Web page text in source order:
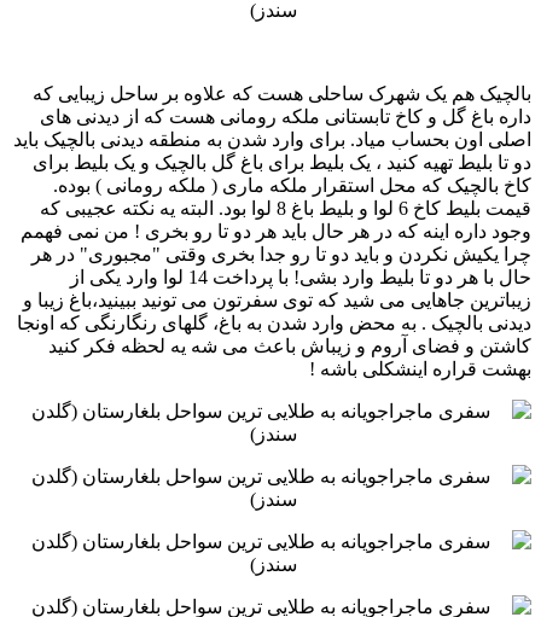
بالچیک هم یک شهرک ساحلی هست که علاوه بر ساحل زیبایی که
داره باغ گل و کاخ تابستانی ملکه رومانی هست که از ‏دیدنی های
اصلی اون بحساب میاد. برای وارد شدن به منطقه دیدنی بالچیک باید
دو تا بلیط تهیه کنید ، یک بلیط برای باغ گل ‏بالچیک و یک بلیط برای
کاخ بالچیک که محل استقرار ملکه ماری ( ملکه رومانی ) بوده.
قیمت بلیط کاخ 6 لوا و بلیط باغ ‏‏8 لوا بود. البته یه نکته عجیبی که
وجود داره اینه که در هر حال باید هر دو تا رو بخری ! من نمی فهمم
چرا یکیش نکردن و ‏باید دو تا رو جدا بخری وقتی "مجبوری" در هر
حال با هر دو تا بلیط وارد بشی! با پرداخت 14 لوا وارد یکی از
زیباترین ‏جاهایی می شید که توی سفرتون می تونید ببینید،باغ زیبا و
دیدنی بالچیک . به محض وارد شدن به باغ، گلهای رنگارنگی ‏که اونجا
کاشتن و فضای آروم و زیباش باعث می شه یه لحظه فکر کنید
بهشت قراره اینشکلی باشه ! ‏‏